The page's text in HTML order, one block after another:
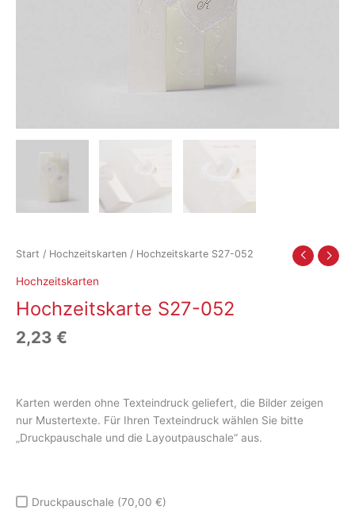
Start / Hochzeitskarten / Hochzeitskarte S27-052
Hochzeitskarten
Hochzeitskarte S27-052
2,23 €
Karten werden ohne Texteindruck geliefert, die Bilder zeigen
nur Mustertexte. Für Ihren Texteindruck wählen Sie bitte
„Druckpauschale und die Layoutpauschale“ aus.
Druckpauschale (70,00 €)